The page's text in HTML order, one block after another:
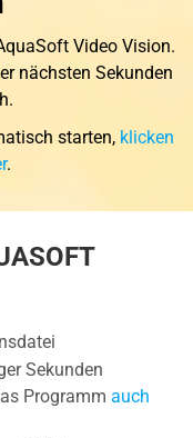
Video Vision.
nächsten Sekunden
starten, klicken
.
Sekunden
Programm auch